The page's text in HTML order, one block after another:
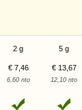
2 g 5 g
€ 7,46 € 13,67
6,60 nto 12,10 nto